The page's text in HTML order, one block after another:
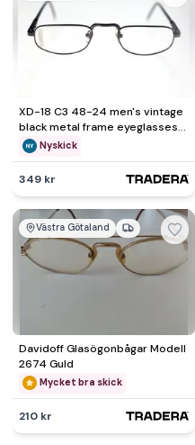
XD-18 C3 48-24 men's vintage
black metal frame eyeglasses-
NEW-circa 1980s-20g
Nyskick
349 kr
Västra Götaland
Davidoff Glasögonbågar Modell
2674 Guld
Mycket bra skick
210 kr